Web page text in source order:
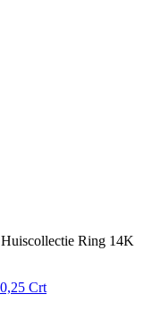
Huiscollectie Ring 14K